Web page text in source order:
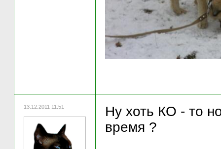
13.12.2011 11:51
Ну хоть КО - то
время ?